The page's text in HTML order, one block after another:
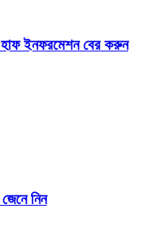
হাফ ইনফরমেশন বের করুন
নিন